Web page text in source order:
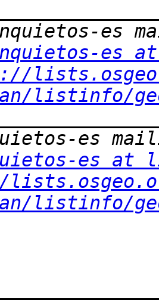
es
listinfo/
es at
listinfo/